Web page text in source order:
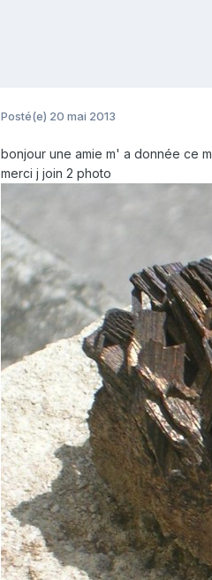
Posté(e) 20 mai 2013
bonjour une amie m' a donnée ce
merci j join 2 photo